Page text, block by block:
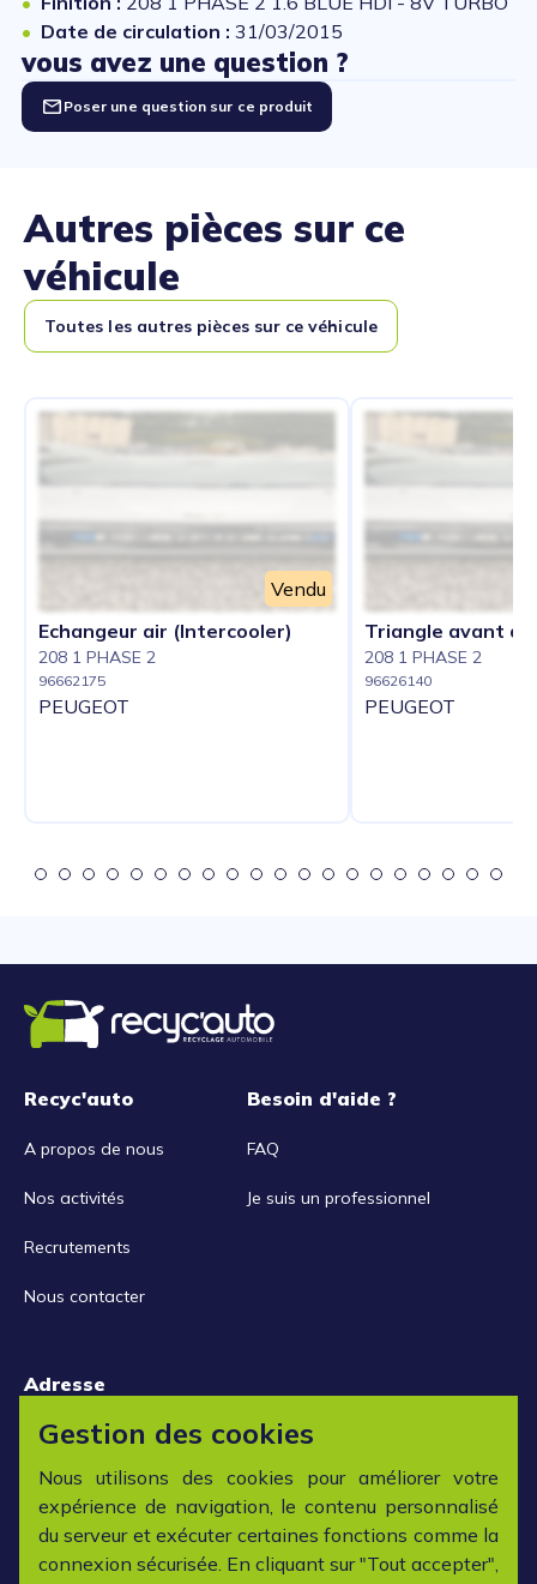
Date de circulation : 31/03/2015
vous avez une question ?
Poser une question sur ce produit
Autres pièces sur ce
véhicule
Toutes les autres pièces sur ce véhicule
Vendu
Echangeur air (Intercooler)
208 1 PHASE 2
96662175
PEUGEOT
Triangle avant
208 1 PHASE 2
96626140
PEUGEOT
Recyc'auto
A propos de nous
Nos activités
Recrutements
Nous contacter
Besoin d'aide ?
FAQ
Je suis un professionnel
Adresse
15 rue de la Libération
42152 L'horme
Horaires
Gestion des cookies
Nous utilisons des cookies pour améliorer votre
expérience de navigation, le contenu personnalisé
du serveur et exécuter certaines fonctions comme la
connexion sécurisée. En cliquant sur "Tout accepter",